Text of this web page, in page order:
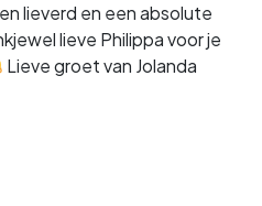
lieverd en een absolute
lieve Philippa voor je
Lieve groet van Jolanda